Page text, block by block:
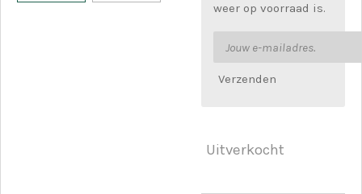
weer op voorraad is.
Verzenden
Uitverkocht